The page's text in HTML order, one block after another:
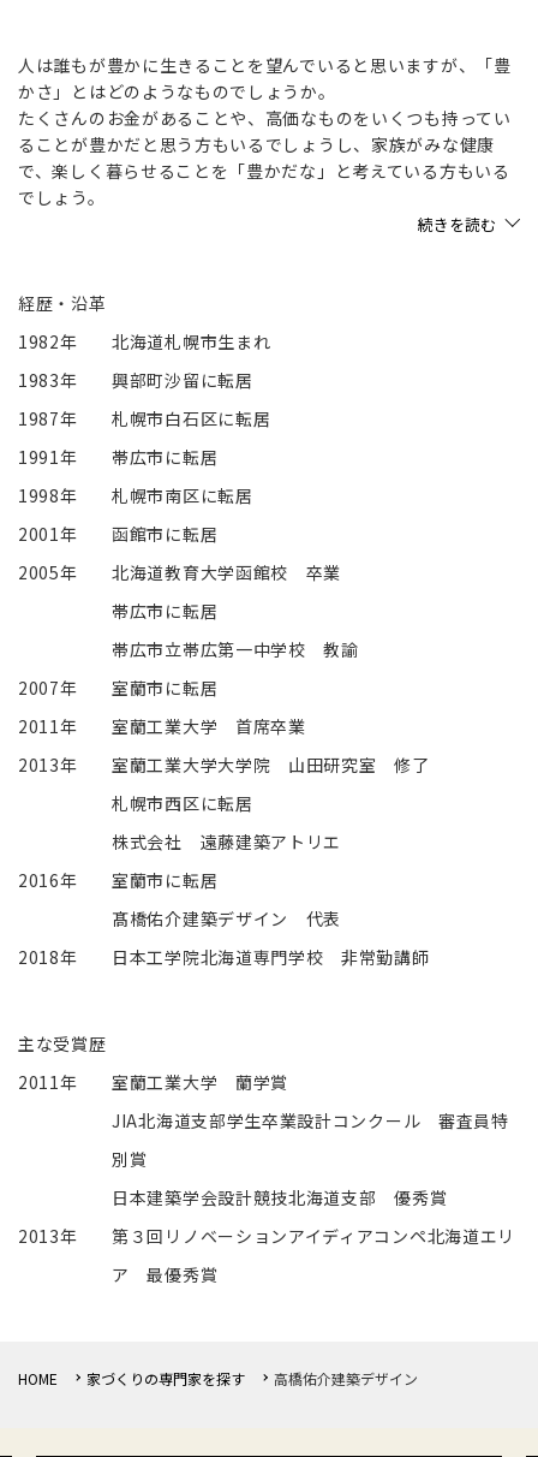
人は誰もが豊かに生きることを望んでいると思いますが、「豊
かさ」とはどのようなものでしょうか。
たくさんのお金があることや、高価なものをいくつも持ってい
ることが豊かだと思う方もいるでしょうし、家族がみな健康
で、楽しく暮らせることを「豊かだな」と考えている方もいる
でしょう。
私は、自然の四季折々の美しさを感じながら、自然と一体とな
ことや、毎年お花見や紅葉狩りを行なう習慣が現在でも人々の
生活に根付いていることを考えると、私たちはみな自然との関
係性に「豊かさ」を感じる心を持っているのだと思います。
人は自然とともに、そして建築とともに生きています。
私たちの生活をより「豊か」にするための大切なこととは、
「建築が人と自然を結びつけてくれているか」
「建築を通して自然の移り変わる姿がより美しく、より多彩に
人々に届いているか」
髙橋佑介建築デザインは、ひとりでも多くの方に毎日をより
「豊か」に暮らしてほしい、自然の美しい姿を感じながら暮ら
続きを読む
経歴・沿革
1982年
北海道札幌市生まれ
1983年
興部町沙留に転居
1987年
札幌市白石区に転居
1991年
帯広市に転居
1998年
札幌市南区に転居
2001年
函館市に転居
2005年
北海道教育大学函館校 卒業
帯広市に転居
帯広市立帯広第一中学校 教諭
2007年
室蘭市に転居
2011年
室蘭工業大学 首席卒業
2013年
室蘭工業大学大学院 山田研究室 修了
札幌市西区に転居
株式会社 遠藤建築アトリエ
2016年
室蘭市に転居
髙橋佑介建築デザイン 代表
2018年
日本工学院北海道専門学校 非常勤講師
主な受賞歴
2011年
室蘭工業大学 蘭学賞
JIA北海道支部学生卒業設計コンクール 審査員特
別賞
日本建築学会設計競技北海道支部 優秀賞
2013年
第３回リノベーションアイディアコンペ北海道エリ
ア 最優秀賞
HOME 家づくりの専門家を探す 高橋佑介建築デザイン